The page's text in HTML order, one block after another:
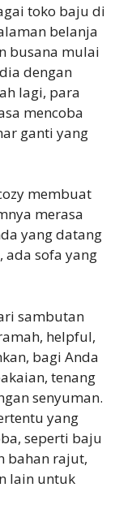
toko baju di
belanja
busana mulai
dengan
lagi, para
mencoba
ganti yang
membuat
merasa
yang datang
ada sofa yang
sambutan
helpful,
bagi Anda
tenang
senyuman.
yang
seperti baju
bahan rajut,
lain untuk